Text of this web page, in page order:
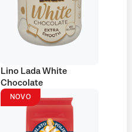
Lino Lada White
Chocolate
NOVO